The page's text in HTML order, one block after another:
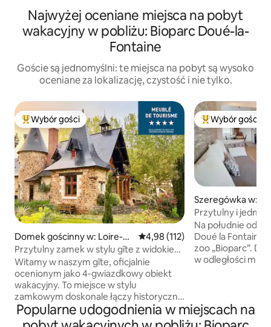
Najwyżej oceniane miejsca na pobyt
wakacyjny w pobliżu: Bioparc Doué-la-
Fontaine
Goście są jednomyślni: te miejsca na pobyt są wysoko
oceniane za lokalizację, czystość i nie tylko.
Najpopularniejsze z kategorii Wybór gości
Wybór gości
Domek gościnny w: Loire-A
uthion
Średnia ocena: 4,98 na 5, liczba
4,98 (112)
Przytulny zamek w stylu gîte z widokiem
na staw
Witamy w naszym gîte, oficjalnie
ocenionym jako 4-gwiazdkowy obiekt
wakacyjny. To miejsce w stylu
zamkowym doskonale łączy historyczny
charakter z nowoczesnymi
udogodnieniami na czas pobytu.
Wybór gości
Szeregówka w:
ntaine
Przytulny i
Doué, taras, park
Na południe od
Doué la Fontaine,
zoo „Bioparc”.
w odległości
Wewnątrz:
sofa), sypialnia
Popularne udogodnienia w miejscach na